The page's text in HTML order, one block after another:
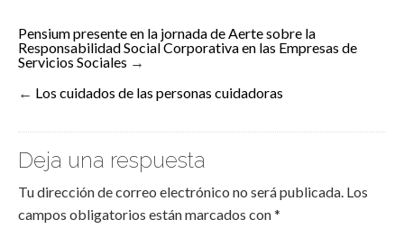
Pensium presente en la jornada de Aerte sobre la
Responsabilidad Social Corporativa en las Empresas de
Servicios Sociales →
← Los cuidados de las personas cuidadoras
Deja una respuesta
Tu dirección de correo electrónico no será publicada. Los
campos obligatorios están marcados con*